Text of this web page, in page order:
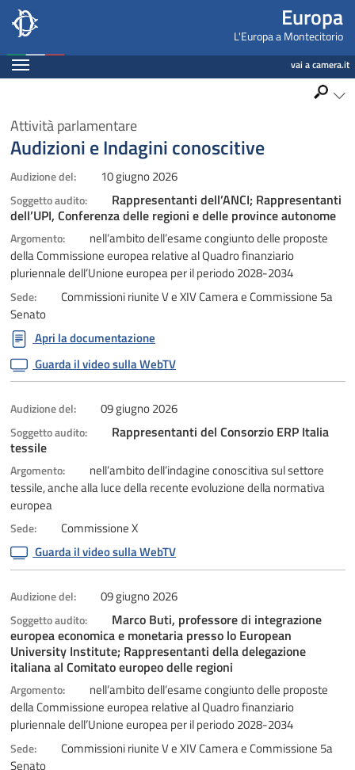
Europa, Camera dei Deputati - europa.camera.it
Salta al contenuto principale
Salta al menu di navigazione Europa
L'Europa a Montecitorio
Espandi vai a camera.it
Attività parlamentare
Audizioni e Indagini conoscitive
Audizione del: 10 giugno 2026
Soggetto audito:
Rappresentanti dell’ANCI; Rappresentanti
dell’UPI, Conferenza delle regioni e delle province autonome
Argomento:
nell’ambito dell’esame congiunto delle proposte
della Commissione europea relative al Quadro finanziario
pluriennale dell’Unione europea per il periodo 2028-2034
Sede:
Commissioni riunite V e XIV Camera e Commissione 5a
Senato
Apri la documentazione
Guarda il video sulla WebTV
Audizione del: 09 giugno 2026
Soggetto audito:
Rappresentanti del Consorzio ERP Italia
tessile
Argomento:
nell’ambito dell’indagine conoscitiva sul settore
tessile, anche alla luce della recente evoluzione della normativa
europea
Sede:
Commissione X
Guarda il video sulla WebTV
Audizione del: 09 giugno 2026
Soggetto audito:
Marco Buti, professore di integrazione
europea economica e monetaria presso lo European
University Institute; Rappresentanti della delegazione
italiana al Comitato europeo delle regioni
Argomento:
nell’ambito dell’esame congiunto delle proposte
della Commissione europea relative al Quadro finanziario
pluriennale dell’Unione europea per il periodo 2028-2034
Sede:
Commissioni riunite V e XIV Camera e Commissione 5a
Senato
Navigazione pagine di servizio
Fine pagina
Salta al contenuto principale
Salta al menu di navigazione
Vai a inizio pagina